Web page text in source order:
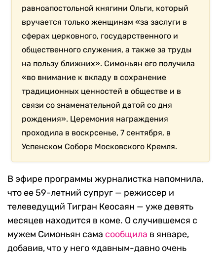
равноапостольной княгини Ольги, который
вручается только женщинам «за заслуги в
сферах церковного, государственного и
общественного служения, а также за труды
на пользу ближних». Симоньян его получила
«во внимание к вкладу в сохранение
традиционных ценностей в обществе и в
связи со знаменательной датой со дня
рождения». Церемония награждения
проходила в воскрсенье, 7 сентября, в
Успенском Соборе Московского Кремля.
В эфире программы журналистка напомнила,
что ее 59-летний супруг — режиссер и
телеведущий Тигран Кеосаян — уже девять
месяцев находится в коме. О случившемся с
мужем Симоньян сама сообщила в январе,
добавив, что у него «давным-давно очень